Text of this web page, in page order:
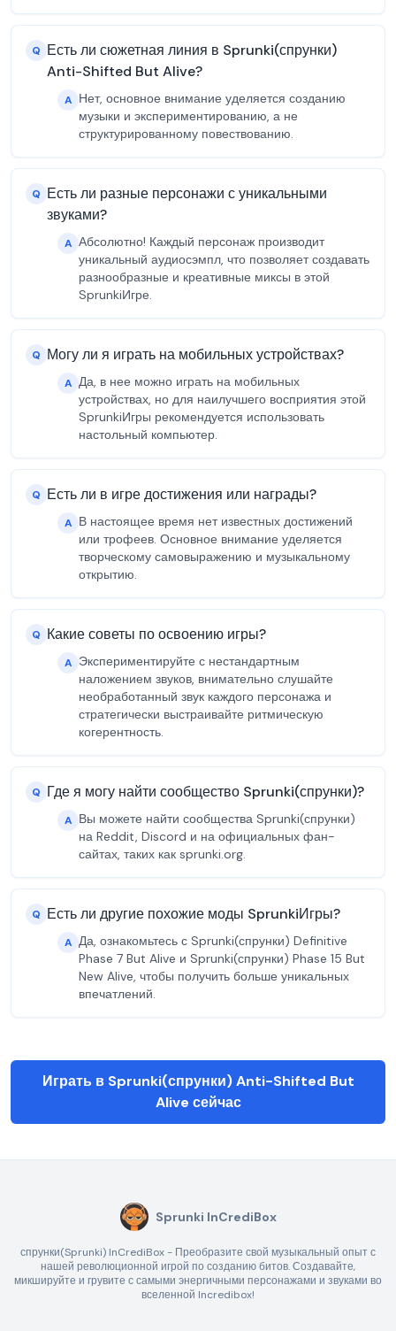
Q Есть ли сюжетная линия в Sprunki(спрунки)
Anti-Shifted But Alive?
A Нет, основное внимание уделяется созданию
музыки и экспериментированию, а не
структурированному повествованию.
Q Есть ли разные персонажи с уникальными
звуками?
A Абсолютно! Каждый персонаж производит
уникальный аудиосэмпл, что позволяет создавать
разнообразные и креативные миксы в этой
SprunkiИгре.
Q Могу ли я играть на мобильных устройствах?
A Да, в нее можно играть на мобильных
устройствах, но для наилучшего восприятия этой
SprunkiИгры рекомендуется использовать
настольный компьютер.
Q Есть ли в игре достижения или награды?
A В настоящее время нет известных достижений
или трофеев. Основное внимание уделяется
творческому самовыражению и музыкальному
открытию.
Q Какие советы по освоению игры?
A Экспериментируйте с нестандартным
наложением звуков, внимательно слушайте
необработанный звук каждого персонажа и
стратегически выстраивайте ритмическую
когерентность.
Q Где я могу найти сообщество Sprunki(спрунки)?
A Вы можете найти сообщества Sprunki(спрунки)
на Reddit, Discord и на официальных фан-
сайтах, таких как sprunki.org.
Q Есть ли другие похожие моды SprunkiИгры?
A Да, ознакомьтесь с Sprunki(спрунки) Definitive
Phase 7 But Alive и Sprunki(спрунки) Phase 15 But
New Alive, чтобы получить больше уникальных
впечатлений.
Играть в Sprunki(спрунки) Anti-Shifted But
Alive сейчас
Sprunki InCrediBox
спрунки(Sprunki) InCrediBox - Преобразите свой музыкальный опыт с
нашей революционной игрой по созданию битов. Создавайте,
микшируйте и грувите с самыми энергичными персонажами и звуками во
вселенной Incredibox!